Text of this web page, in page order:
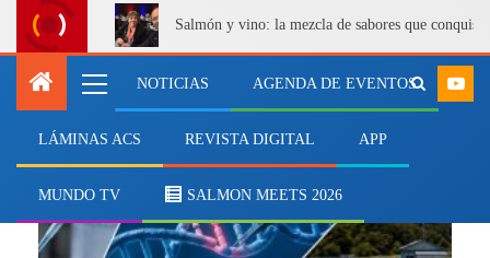
Salmón y vino: la mezcla de sabores que
NOTICIAS AGENDA DE EVENTOS
LÁMINAS ACS REVISTA DIGITAL APP
MUNDO TV SALMON MEETS 2026
edición genética